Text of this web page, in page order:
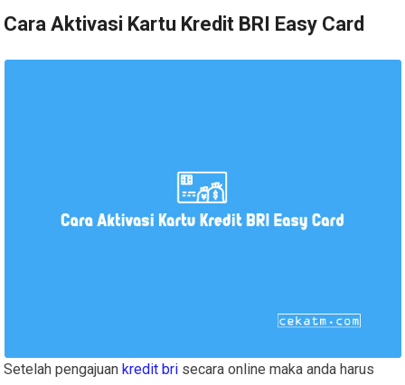
Cara Aktivasi Kartu Kredit BRI Easy Card
Setelah pengajuan kredit bri secara online maka anda harus